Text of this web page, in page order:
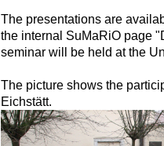
The presentations are
the internal SuMaRiO page
seminar will be held at the
The picture shows the
Eichstätt.